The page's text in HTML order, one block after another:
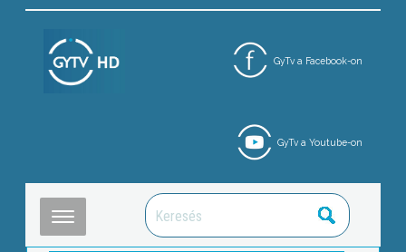
GyTv a Facebook-on
GyTv a Youtube-on